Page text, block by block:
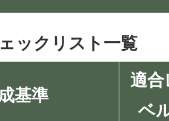
ックリスト一覧
基準
適合
ベ